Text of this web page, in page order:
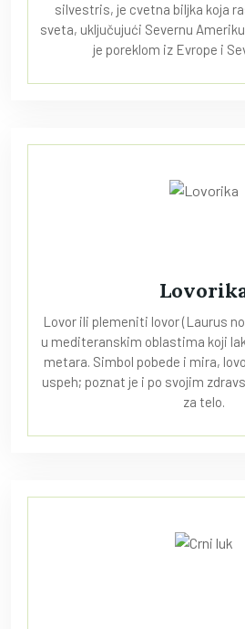
silvestris, je cvetna biljka koja
sveta, uključujući Severnu
je poreklom iz Evrope i
Lovor ili plemeniti lovor (Laurus
u mediteranskim oblastima koji
metara. Simbol pobede i mira,
uspeh; poznat je i po svojim
za telo.